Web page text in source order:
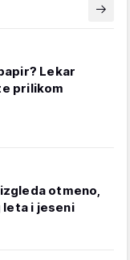
Lekar
prilikom
otmeno,
leta i jeseni